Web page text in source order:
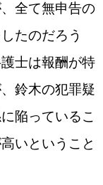
全て無申告の
たのだろう
士は報酬が特
鈴木の犯罪疑
陥っているこ
いということ